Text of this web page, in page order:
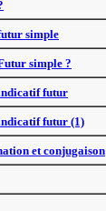
simple
simple ?
futur
futur (1)
et conjugaison